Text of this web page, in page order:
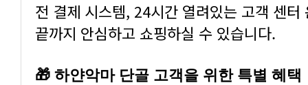
전 결제 시스템, 24시간 열려있는 고객 센터
끝까지 안심하고 쇼핑하실 수 있습니다.
🎁 하얀악마 단골 고객을 위한 특별 혜택